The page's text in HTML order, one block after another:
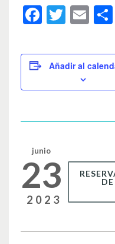
F
a
c
e
b
o
k
T
wi
tt
er
E
m
ail
Añadir al
junio
23
2023